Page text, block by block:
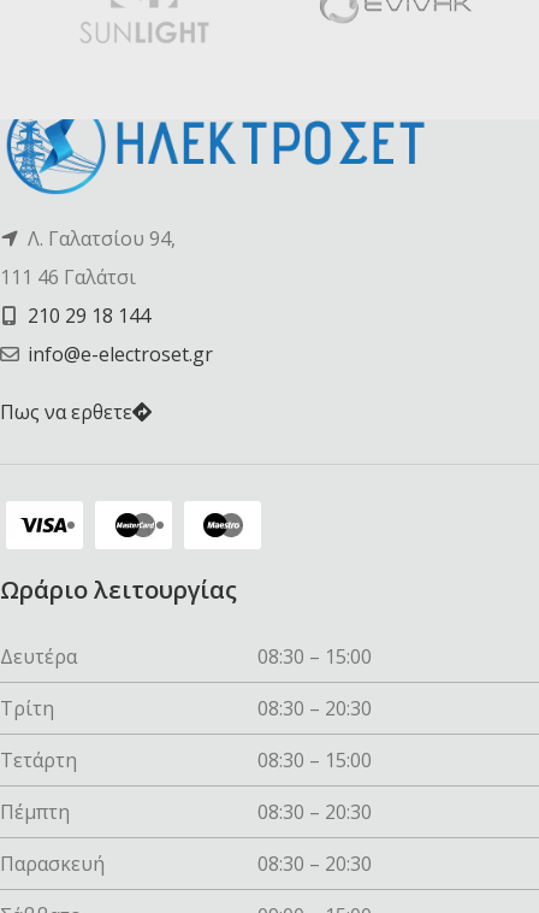
Λ. Γαλατσίου 94,
111 46 Γαλάτσι
210 29 18 144
info@e-electroset.gr
Πως να ερθετε
Ωράριο λειτουργίας
Δευτέρα
08:30 – 15:00
Τρίτη
08:30 – 20:30
Τετάρτη
08:30 – 15:00
Πέμπτη
08:30 – 20:30
Παρασκευή
08:30 – 20:30